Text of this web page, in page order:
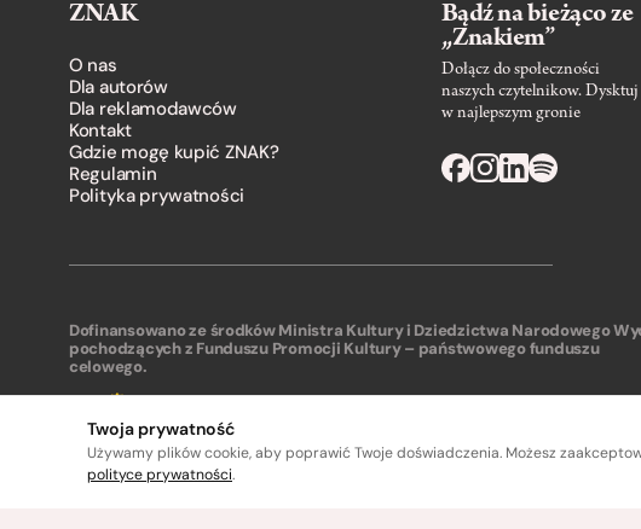
ZNAK
O nas
Dla autorów
Dla reklamodawców
Kontakt
Gdzie mogę kupić ZNAK?
Regulamin
Polityka prywatności
Bądź na bieżąco ze
„Znakiem”
Dołącz do społeczności
naszych czytelnikow. Dysktuj
w najlepszym gronie
Dofinansowano ze środków Ministra Kultury i Dziedzictwa Narodowego
pochodzących z Funduszu Promocji Kultury – państwowego funduszu
celowego.
Twoja prywatność
Używamy plików cookie, aby poprawić Twoje doświadczenia. Możesz
polityce prywatności.